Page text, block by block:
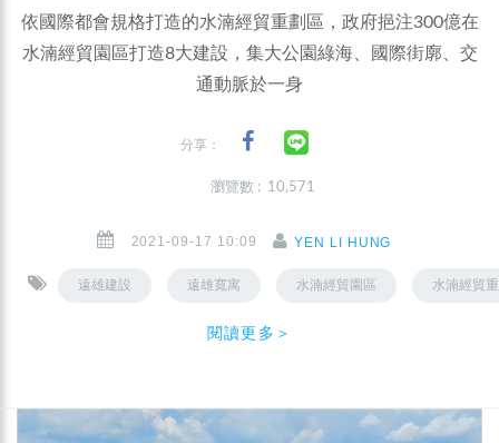
依國際都會規格打造的水湳經貿重劃區，政府挹注300億在
水湳經貿園區打造8大建設，集大公園綠海、國際街廓、交
通動脈於一身
分享：
瀏覽數 : 10,571
2021-09-17 10:09 YEN LI HUNG
遠雄建設 遠雄寬寓 水湳經貿園區 水湳經貿
閱讀更多＞